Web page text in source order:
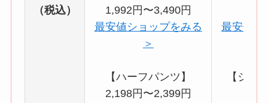
（税込）
1,992円〜3,490円
最安値ショップをみる
＞
【ハーフパンツ】
2,198円〜2,399円
最安値シ
【ジョ